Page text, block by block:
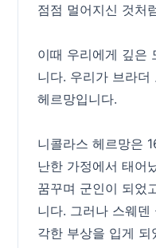
점점 멀어지신 것처
이때 우리에게 깊은
니다. 우리가 브라
헤르망입니다.
니콜라스 헤르망은
난한 가정에서 태어
꿈꾸며 군인이 되었
니다. 그러나 스웨
각한 부상을 입게